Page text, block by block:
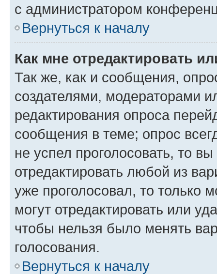
с администратором
Вернуться к началу
Как мне отредактировать
Так же, как и сообщения,
создателями, модераторами
редактирования опроса
сообщения в теме; опрос
не успел проголосовать, то
отредактировать любой из
уже проголосовал, то только
могут отредактировать или
чтобы нельзя было менять
голосования.
Вернуться к началу